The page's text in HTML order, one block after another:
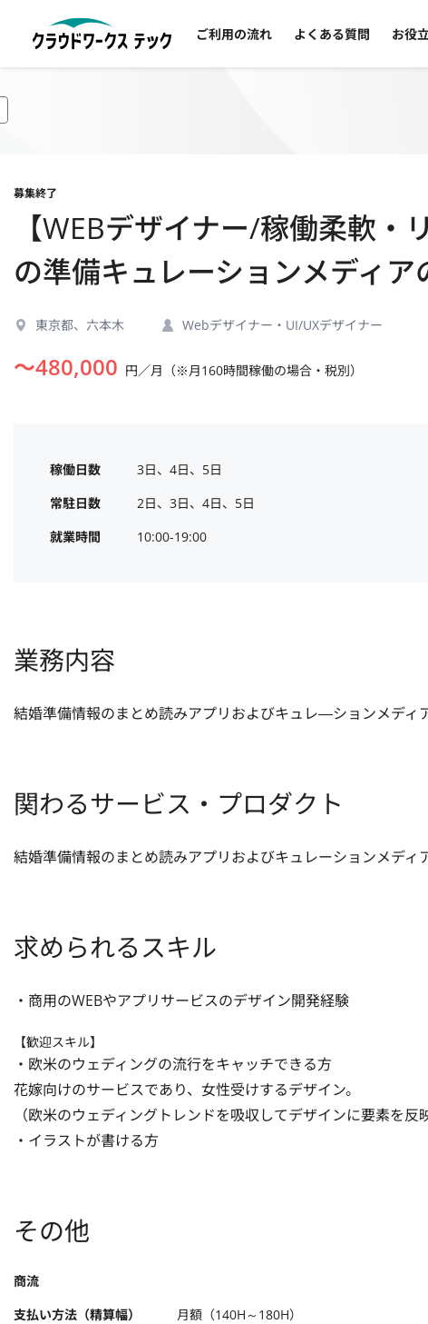
ご利用の流れ よくある質問 お役
募集終了
【WEBデザイナー/稼働柔軟
の準備キュレーションメディア
東京都、六本木 Webデザイナー・UI/UXデザイナー
〜480,000 円／月（※月160時間稼働の場合・税別）
稼働日数
3日、4日、5日
常駐日数
2日、3日、4日、5日
就業時間
10:00-19:00
業務内容
結婚準備情報のまとめ読みアプリおよびキュレ―ションメディ
関わるサービス・プロダクト
結婚準備情報のまとめ読みアプリおよびキュレーションメディ
求められるスキル
・商用のWEBやアプリサービスのデザイン開発経験
【歓迎スキル】
・欧米のウェディングの流行をキャッチできる方
花嫁向けのサービスであり、女性受けするデザイン。
（欧米のウェディングトレンドを吸収してデザインに要素を反
・イラストが書ける方
その他
商流
支払い方法（精算幅）
月額（140H～180H）